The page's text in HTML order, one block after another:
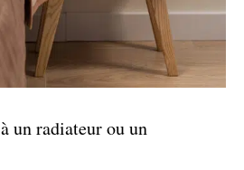
un radiateur ou un